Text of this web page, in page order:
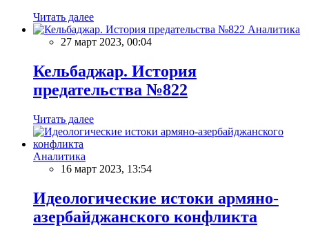
Читать далее
Аналитика
27 март 2023, 00:04
Кельбаджар. История
предательства №822
Читать далее
Аналитика
16 март 2023, 13:54
Идеологические истоки армяно-
азербайджанского конфликта